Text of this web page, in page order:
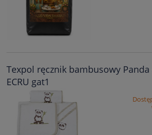
Texpol ręcznik bambusowy Panda
ECRU gat1